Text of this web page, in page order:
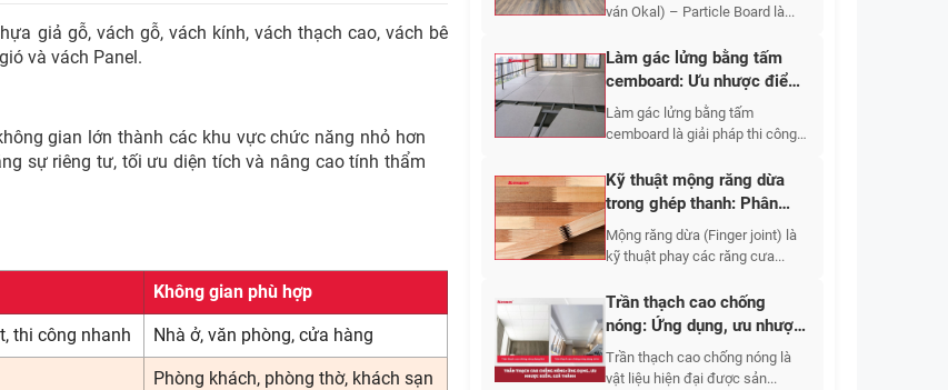
giả gỗ, vách gỗ, vách kính, vách thạch cao, vách bê
và vách Panel.
gian lớn thành các khu vực chức năng nhỏ hơn
sự riêng tư, tối ưu diện tích và nâng cao tính thẩm
Không gian phù hợp
thi công nhanh Nhà ở, văn phòng, cửa hàng
Phòng khách, phòng thờ, khách sạn
ván Okal) – Particle Board là...
Làm gác lửng bằng tấm
cemboard: Ưu nhược điểm,
quy trình thi công 2026
Làm gác lửng bằng tấm
cemboard là giải pháp thi công
Kỹ thuật mộng răng dừa
trong ghép thanh: Phân
loại, quy trình, đặc điểm,
ứng dụng
Mộng răng dừa (Finger joint) là
kỹ thuật phay các răng cưa...
Trần thạch cao chống
nóng: Ứng dụng, ưu nhược
điểm, giá thành 2026
Trần thạch cao chống nóng là
vật liệu hiện đại được sản...